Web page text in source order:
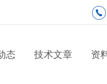
态 技术文章 资